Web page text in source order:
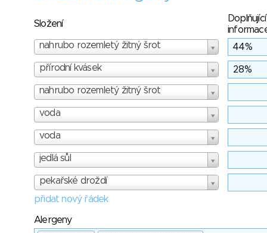
Složení
Doplňující
nahrubo rozemletý žitný šrot
přírodní kvásek
nahrubo rozemletý žitný šrot
voda
voda
jedlá sůl
pekařské droždí
přidat nový řádek
Alergeny